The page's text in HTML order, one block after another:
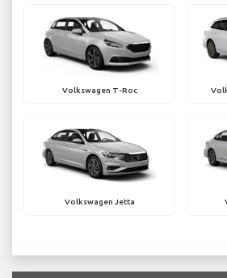
Volkswagen T-Roc
Volkswagen Jetta